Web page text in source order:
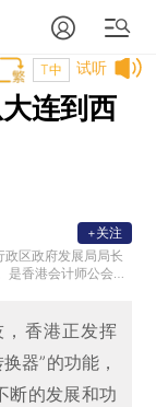
试听
T中
连到西
政区政府发展局局长
是香港会计师公会前
策略发展委员会非
+关注
香港正发挥
器”的功能，
断的发展和功